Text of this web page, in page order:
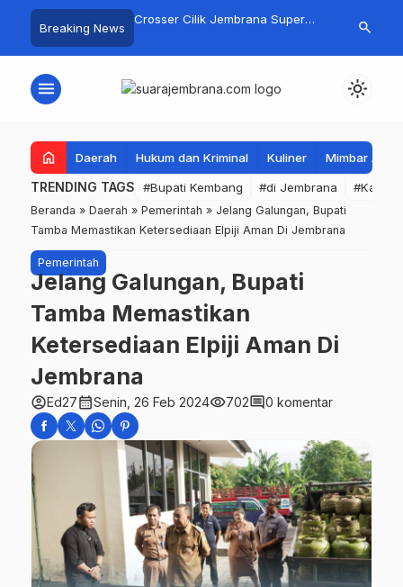
Breaking News
Tenggelam di
Pengambengan
Crosser Cilik Jembrana Super
Motocross 50cc
Jembrana
Mustika Rasa
search
menu light_mode
home Daerah Hukum dan Kriminal Kuliner Mimbar
TRENDING TAGS #Bupati Kembang #di Jembrana
Beranda » Daerah » Pemerintah » Jelang Galungan, Bupati
Tamba Memastikan Ketersediaan Elpiji Aman Di Jembrana
Pemerintah
Jelang Galungan, Bupati
Tamba Memastikan
Ketersediaan Elpiji Aman Di
Jembrana
account_circleEd27calendar_monthSenin, 26 Feb 2024visibility702comment0 komentar